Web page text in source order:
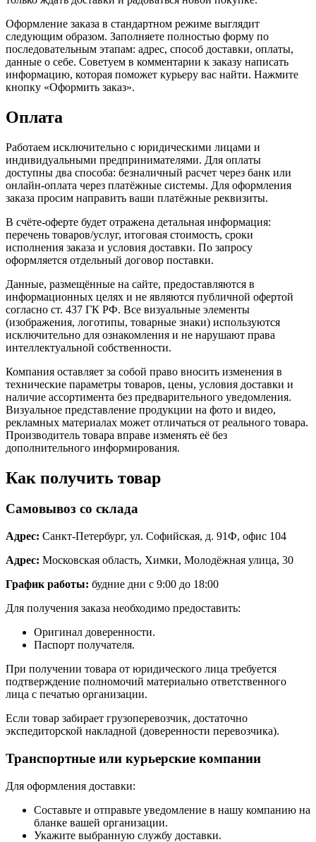
Оформление заказа в стандартном режиме выглядит
следующим образом. Заполняете полностью форму по
последовательным этапам: адрес, способ доставки, оплаты,
данные о себе. Советуем в комментарии к заказу написать
информацию, которая поможет курьеру вас найти. Нажмите
кнопку «Оформить заказ».
Оплата
Работаем исключительно с юридическими лицами и
индивидуальными предпринимателями. Для оплаты
доступны два способа: безналичный расчет через банк или
онлайн-оплата через платёжные системы. Для оформления
заказа просим направить ваши платёжные реквизиты.
В счёте-оферте будет отражена детальная информация:
перечень товаров/услуг, итоговая стоимость, сроки
исполнения заказа и условия доставки. По запросу
оформляется отдельный договор поставки.
Данные, размещённые на сайте, предоставляются в
информационных целях и не являются публичной офертой
согласно ст. 437 ГК РФ. Все визуальные элементы
(изображения, логотипы, товарные знаки) используются
исключительно для ознакомления и не нарушают права
интеллектуальной собственности.
Компания оставляет за собой право вносить изменения в
технические параметры товаров, цены, условия доставки и
наличие ассортимента без предварительного уведомления.
Визуальное представление продукции на фото и видео,
рекламных материалах может отличаться от реального товара.
Производитель товара вправе изменять её без
дополнительного информирования.
Как получить товар
Самовывоз со склада
Адрес: Санкт-Петербург, ул. Софийская, д. 91Ф, офис 104
Адрес: Московская область, Химки, Молодёжная улица, 30
График работы: будние дни с 9:00 до 18:00
Для получения заказа необходимо предоставить:
Оригинал доверенности.
Паспорт получателя.
При получении товара от юридического лица требуется
подтверждение полномочий материально ответственного
лица с печатью организации.
Если товар забирает грузоперевозчик, достаточно
экспедиторской накладной (доверенности перевозчика).
Транспортные или курьерские компании
Для оформления доставки:
Составьте и отправьте уведомление в нашу компанию на
бланке вашей организации.
Укажите выбранную службу доставки.